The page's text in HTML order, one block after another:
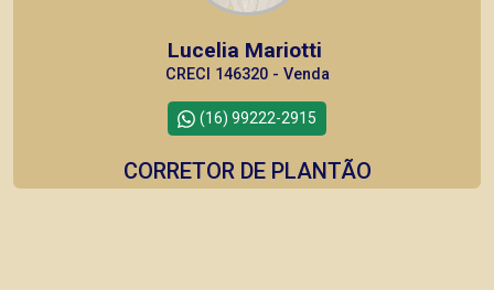
Lucelia Mariotti
CRECI 146320 - Venda
(16) 99222-2915
CORRETOR DE PLANTÃO